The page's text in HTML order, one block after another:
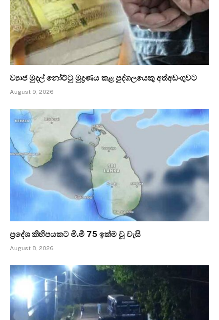
ව්‍යාජ මුදල් නෝට්ටු මුද්‍රණය කළ පුද්ගලයෙකු අත්අඩංගුවට
August 9, 2026
ප්‍රදේශ කිහිපයකට මි.මී 75 ඉක්ම වූ වැසි
August 8, 2026